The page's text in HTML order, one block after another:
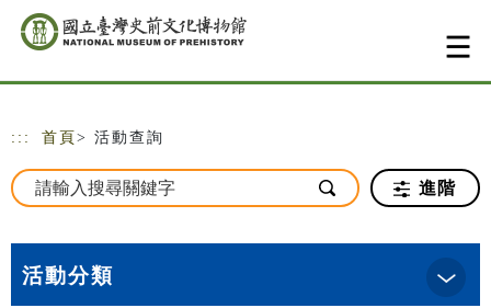
跳到主要內容
網站導覽
::: 首頁 > 活動查詢
進階
活動分類